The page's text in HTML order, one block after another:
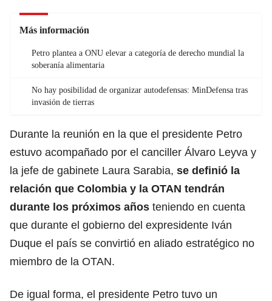
Más información
Petro plantea a ONU elevar a categoría de derecho mundial la
soberanía alimentaria
No hay posibilidad de organizar autodefensas: MinDefensa tras
invasión de tierras
Durante la reunión en la que el presidente Petro
estuvo acompañado por el canciller Álvaro Leyva y
la jefe de gabinete Laura Sarabia, se definió la
relación que Colombia y la OTAN tendrán
durante los próximos años teniendo en cuenta
que durante el gobierno del expresidente Iván
Duque el país se convirtió en aliado estratégico no
miembro de la OTAN.
De igual forma, el presidente Petro tuvo un